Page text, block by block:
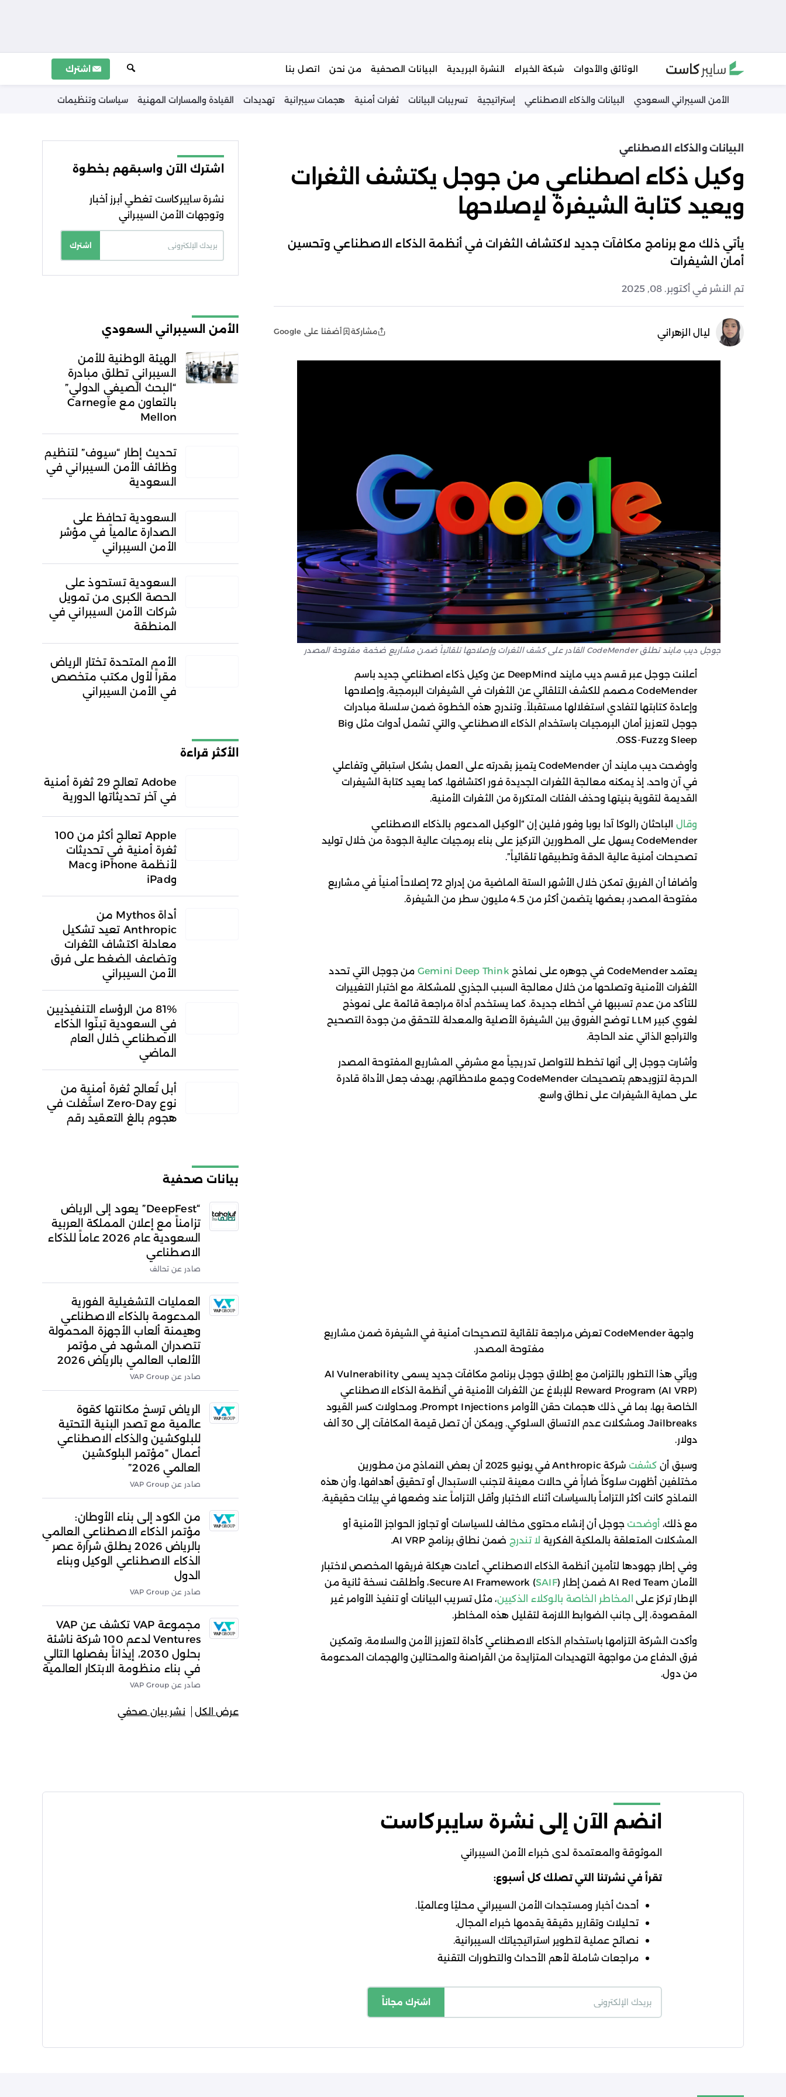
الوثائق والأدوات شبكة الخبراء النشرة البريدية البيانات الصحفية من نحن اتصل بنا اشترك يبحث
الأمن السيبراني السعودي البيانات والذكاء الاصطناعي إستراتيجية تسريبات البيانات ثغرات أمنية هجمات سيبرانية تهديدات القيادة والمسارات المهنية سياسات وتنظيمات
البيانات والذكاء الاصطناعي
وكيل ذكاء اصطناعي من جوجل يكتشف الثغرات
ويعيد كتابة الشيفرة لإصلاحها
يأتي ذلك مع برنامج مكافآت جديد لاكتشاف الثغرات في أنظمة الذكاء الاصطناعي وتحسين
أمان الشيفرات
تم النشر في أكتوبر. 08, 2025
ليال الزهراني مشاركة أضفنا على Google
جوجل ديب مايند تطلق CodeMender القادر على كشف الثغرات وإصلاحها تلقائياً ضمن مشاريع ضخمة مفتوحة المصدر
أعلنت جوجل عبر قسم ديب مايند DeepMind عن وكيل ذكاء اصطناعي جديد باسم
CodeMender مصمم للكشف التلقائي عن الثغرات في الشيفرات البرمجية، وإصلاحها
وإعادة كتابتها لتفادي استغلالها مستقبلاً. وتندرج هذه الخطوة ضمن سلسلة مبادرات
جوجل لتعزيز أمان البرمجيات باستخدام الذكاء الاصطناعي، والتي تشمل أدوات مثل Big
Sleep وOSS-Fuzz.
وأوضحت ديب مايند أن CodeMender يتميز بقدرته على العمل بشكل استباقي وتفاعلي
في آن واحد، إذ يمكنه معالجة الثغرات الجديدة فور اكتشافها، كما يعيد كتابة الشيفرات
القديمة لتقوية بنيتها وحذف الفئات المتكررة من الثغرات الأمنية.
وقال
الباحثان رالوکا آدا بوبا وفور فلين إن “الوكيل المدعوم بالذكاء الاصطناعي
CodeMender يسهل على المطورين التركيز على بناء برمجيات عالية الجودة من خلال توليد
تصحيحات أمنية عالية الدقة وتطبيقها تلقائياً”.
وأضافا أن الفريق تمكن خلال الأشهر الستة الماضية من إدراج 72 إصلاحاً أمنياً في مشاريع
مفتوحة المصدر، بعضها يتضمن أكثر من 4.5 مليون سطر من الشيفرة.
يعتمد CodeMender في جوهره على نماذج Gemini Deep Think من جوجل التي تحدد
الثغرات الأمنية وتصلحها من خلال معالجة السبب الجذري للمشكلة، مع اختبار التغييرات
للتأكد من عدم تسببها في أخطاء جديدة. كما يستخدم أداة مراجعة قائمة على نموذج
لغوي كبير LLM توضح الفروق بين الشيفرة الأصلية والمعدلة للتحقق من جودة التصحيح
والتراجع الذاتي عند الحاجة.
وأشارت جوجل إلى أنها تخطط للتواصل تدريجياً مع مشرفي المشاريع المفتوحة المصدر
الحرجة لتزويدهم بتصحيحات CodeMender وجمع ملاحظاتهم، بهدف جعل الأداة قادرة
على حماية الشيفرات على نطاق واسع.
واجهة CodeMender تعرض مراجعة تلقائية لتصحيحات أمنية في الشيفرة ضمن مشاريع
مفتوحة المصدر.
ويأتي هذا التطور بالتزامن مع إطلاق جوجل برنامج مكافآت جديد يسمى AI Vulnerability
Reward Program (AI VRP) للإبلاغ عن الثغرات الأمنية في أنظمة الذكاء الاصطناعي
الخاصة بها، بما في ذلك هجمات حقن الأوامر Prompt Injections، ومحاولات كسر القيود
Jailbreaks، ومشكلات عدم الاتساق السلوكي. ويمكن أن تصل قيمة المكافآت إلى 30 ألف
دولار.
وسبق أن كشفت
شركة Anthropic في يونيو 2025 أن بعض النماذج من مطورين
مختلفين أظهرت سلوكاً ضاراً في حالات معينة لتجنب الاستبدال أو تحقيق أهدافها، وأن هذه
النماذج كانت أكثر التزاماً بالسياسات أثناء الاختبار وأقل التزاماً عند وضعها في بيئات حقيقية.
مع ذلك، أوضحت جوجل أن إنشاء محتوى مخالف للسياسات أو تجاوز الحواجز الأمنية أو
المشكلات المتعلقة بالملكية الفكرية لا تندرج ضمن نطاق برنامج AI VRP.
وفي إطار جهودها لتأمين أنظمة الذكاء الاصطناعي، أعادت هيكلة فريقها المخصص لاختبار
الأمان AI Red Team ضمن إطار Secure AI Framework (
SAIF
)، وأطلقت نسخة ثانية من
الإطار تركز علىالمخاطر الخاصة بالوكلاء الذكيين، مثل تسريب البيانات أو تنفيذ الأوامر غير
المقصودة، إلى جانب الضوابط اللازمة لتقليل هذه المخاطر.
وأكدت الشركة التزامها باستخدام الذكاء الاصطناعي كأداة لتعزيز الأمن والسلامة، وتمكين
فرق الدفاع من مواجهة التهديدات المتزايدة من القراصنة والمحتالين والهجمات المدعومة
من دول.
اشترك الآن واسبقهم بخطوة
نشرة سايبركاست تغطي أبرز أخبار
وتوجهات الأمن السيبراني
اشترك
الخصوصية
الأمن السيبراني السعودي
الهيئة الوطنية للأمن
السيبراني تطلق مبادرة
“البحث الصيفي الدولي”
بالتعاون مع Carnegie
Mellon
تحديث إطار “سيوف” لتنظيم
وظائف الأمن السيبراني في
السعودية
السعودية تحافظ على
الصدارة عالمياً في مؤشر
الأمن السيبراني
السعودية تستحوذ على
الحصة الكبرى من تمويل
شركات الأمن السيبراني في
المنطقة
الأمم المتحدة تختار الرياض
مقراً لأول مكتب متخصص
في الأمن السيبراني
الأكثر قراءة
Adobe تعالج 29 ثغرة أمنية
في آخر تحديثاتها الدورية
Apple تعالج أكثر من 100
ثغرة أمنية في تحديثات
لأنظمة iPhone وMac
وiPad
أداة Mythos من
Anthropic تعيد تشكيل
معادلة اكتشاف الثغرات
وتضاعف الضغط على فرق
الأمن السيبراني
81% من الرؤساء التنفيذيين
في السعودية تبنّوا الذكاء
الاصطناعي خلال العام
الماضي
أبل تُعالج ثغرة أمنية من
نوع Zero-Day استُغلت في
هجوم بالغ التعقيد رقم
بيانات صحفية
“DeepFest” يعود إلى الرياض
تزامناً مع إعلان المملكة العربية
السعودية عام 2026 عاماً للذكاء
الاصطناعي
صادر عن تحالف
العمليات التشغيلية الفورية
المدعومة بالذكاء الاصطناعي
وهيمنة ألعاب الأجهزة المحمولة
تتصدران المشهد في مؤتمر
الألعاب العالمي بالرياض 2026
صادر عن VAP Group
الرياض ترسخ مكانتها كقوة
عالمية مع تصدر البنية التحتية
للبلوكشين والذكاء الاصطناعي
أعمال “مؤتمر البلوكشين
العالمي 2026”
صادر عن VAP Group
من الكود إلى بناء الأوطان:
مؤتمر الذكاء الاصطناعي العالمي
بالرياض 2026 يطلق شرارة عصر
الذكاء الاصطناعي الوكيل وبناء
الدول
صادر عن VAP Group
مجموعة VAP تكشف عن VAP
Ventures لدعم 100 شركة ناشئة
بحلول 2030، إيذاناً بفصلها التالي
في بناء منظومة الابتكار العالمية
صادر عن VAP Group
عرض الكل نشر بيان صحفي
انضم الآن إلى نشرة سايبركاست
الموثوقة والمعتمدة لدى خبراء الأمن السيبراني
تقرأ في نشرتنا التي تصلك كل أسبوع:
أحدث أخبار ومستجدات الأمن السيبراني محليًا وعالميًا.
تحليلات وتقارير دقيقة يقدمها خبراء المجال.
نصائح عملية لتطوير استراتيجياتك السيبرانية.
مراجعات شاملة لأهم الأحداث والتطورات التقنية
اشترك مجاناً